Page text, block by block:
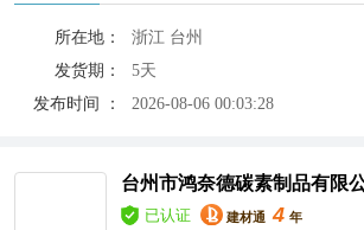
所在地：
浙江 台州
发货期：
5天
发布时间 ：
2026-08-06 00:03:28
台州市鸿奈德碳素制品有限
已认证 建材通 4 年